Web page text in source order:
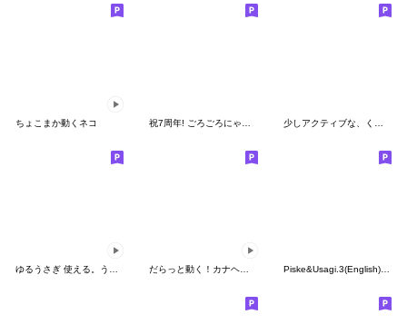
ちょこまか動くネコ
Piske&Usagi.3(English) by Kanahei